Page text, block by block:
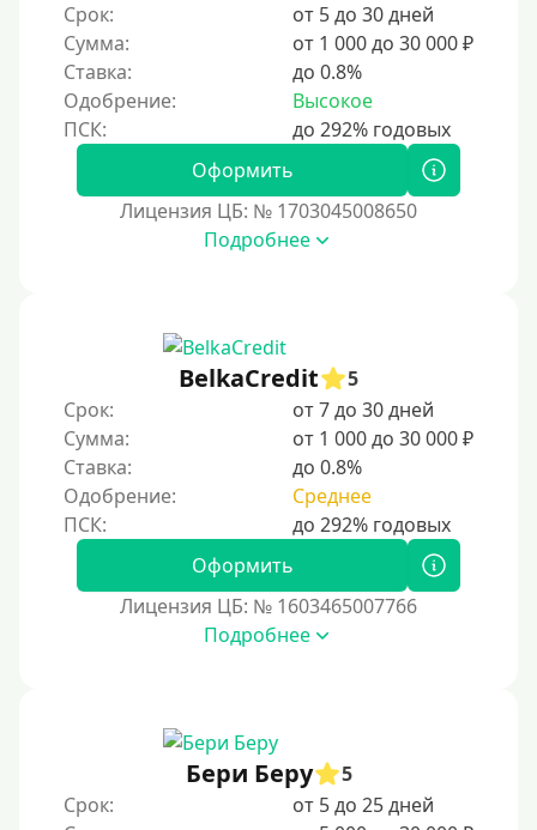
5 лет
Краткосрочные
Долгосрочные
Принятие решения
За 1 минуту
За 15 минут
За час
Срочные
Моментальные онлайн
В день обращения
С 19 лет
Срок:
от 5 до 30 дней
Сумма:
от 1 000 до 30 000 ₽
Ставка:
до 0.8%
Одобрение:
Высокое
Оформить
Лицензия ЦБ: № 1703045008650
Подробнее
BelkaCredit
5
Срок:
от 7 до 30 дней
Сумма:
от 1 000 до 30 000 ₽
Ставка:
до 0.8%
Одобрение:
Среднее
Оформить
Лицензия ЦБ: № 1603465007766
Подробнее
Бери Беру
5
Срок:
от 5 до 25 дней